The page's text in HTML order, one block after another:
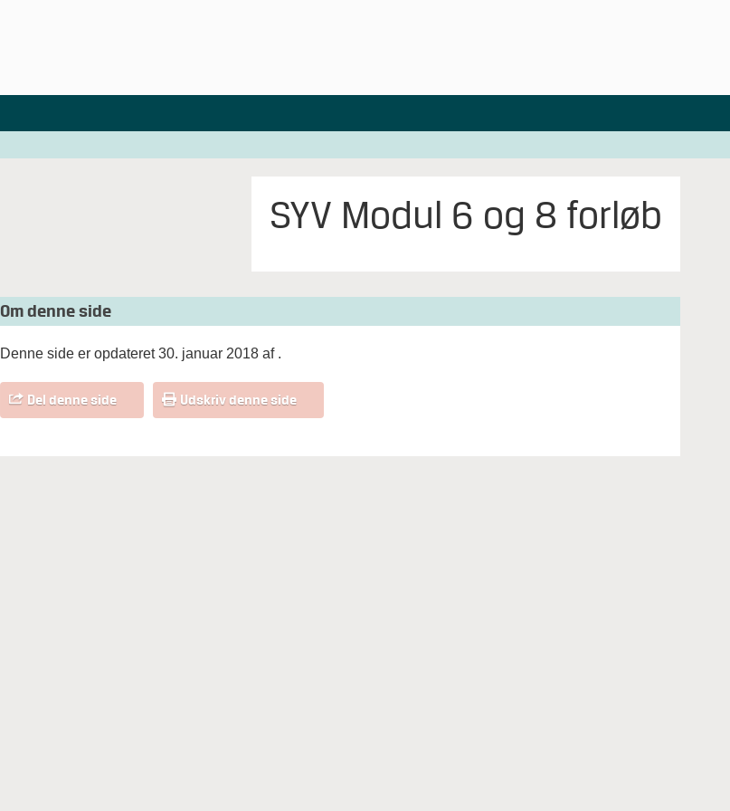
SYV Modul 6 og 8 forløb
Om denne side
Denne side er opdateret 30. januar 2018 af .
Del denne side Udskriv denne side